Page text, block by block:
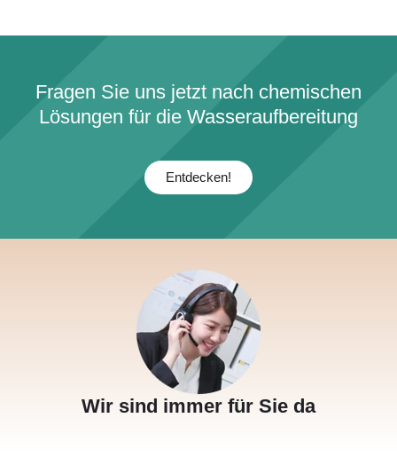
Fragen Sie uns jetzt nach chemischen
Lösungen für die Wasseraufbereitung
Entdecken!
Wir sind immer für Sie da